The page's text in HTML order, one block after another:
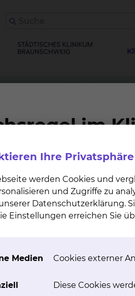
Radiologie &
Braunschweig können
Ihre Privatsphäre
werden Cookies und
und Zugriffe zu
Datenschutzerklärung.
Einstellungen erreichen Sie
Medien Cookies externer
Diese Cookies